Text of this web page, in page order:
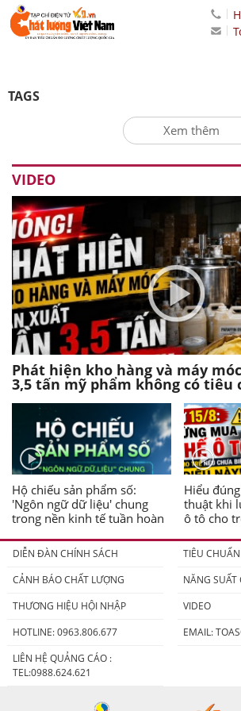
TAGS
Xem thêm
VIDEO
Phát hiện kho hàng và máy
3,5 tấn mỹ phẩm không có tiêu
Hộ chiếu sản phẩm số:
'Ngôn ngữ dữ liệu' chung
trong nền kinh tế tuần hoàn
Hiểu
thuật khi
ô tô cho
DIỄN ĐÀN CHÍNH SÁCH
TIÊU
CẢNH BÁO CHẤT LƯỢNG
NĂNG SUẤT
THƯƠNG HIỆU HỘI NHẬP
VIDEO
HOTLINE: 0963.806.677
EMAIL:
LIÊN HỆ QUẢNG CÁO :
TEL:0988.624.621